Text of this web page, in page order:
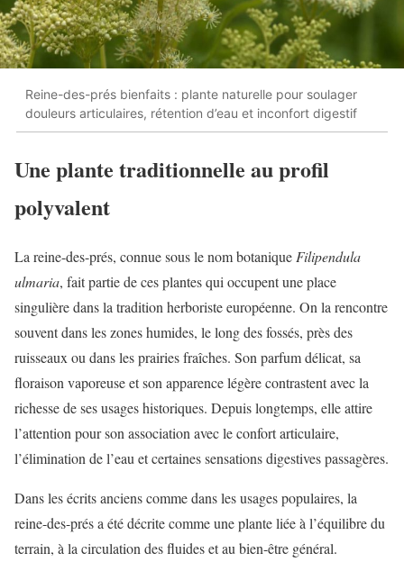
Reine-des-prés bienfaits : plante naturelle pour soulager
douleurs articulaires, rétention d’eau et inconfort digestif
Une plante traditionnelle au profil
polyvalent
La reine-des-prés, connue sous le nom botanique Filipendula
ulmaria, fait partie de ces plantes qui occupent une place
singulière dans la tradition herboriste européenne. On la rencontre
souvent dans les zones humides, le long des fossés, près des
ruisseaux ou dans les prairies fraîches. Son parfum délicat, sa
floraison vaporeuse et son apparence légère contrastent avec la
richesse de ses usages historiques. Depuis longtemps, elle attire
l’attention pour son association avec le confort articulaire,
l’élimination de l’eau et certaines sensations digestives passagères.
Dans les écrits anciens comme dans les usages populaires, la
reine-des-prés a été décrite comme une plante liée à l’équilibre du
terrain, à la circulation des fluides et au bien-être général.